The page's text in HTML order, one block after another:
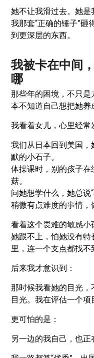
她不让我滑过去。她
我那套“正确的锤子”
到更深层的东西。
我被卡在中间
哪
那些年的困境，不只
本不知道自己想把她养
我看着女儿，心里经常
我们从日本回到美国
默的小石子。
体操课时，别的孩子
菇。
问她想学什么，她总说“
稍微有点难度的事情，
看着这个畏难的敏感
她跟不上，怕她没有
里，连一个支点都找不
后来我才意识到：
那时候我看她的目光
目光。我在评估一个项
更可怕的是：
另一边的我自己，也正